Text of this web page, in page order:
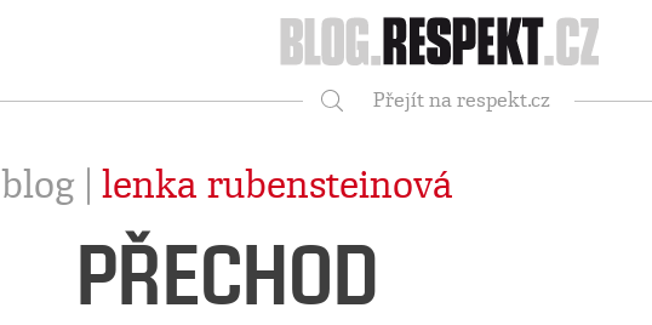
Respekt
Přejít na respekt.cz
blog | lenka rubensteinová
PŘECHOD